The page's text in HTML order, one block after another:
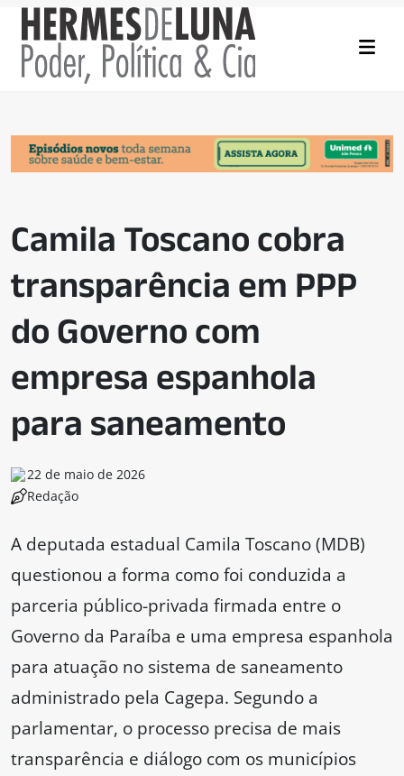
Camila Toscano cobra
transparência em PPP
do Governo com
empresa espanhola
para saneamento
22 de maio de 2026
Redação
A deputada estadual Camila Toscano (MDB)
questionou a forma como foi conduzida a
parceria público-privada firmada entre o
Governo da Paraíba e uma empresa espanhola
para atuação no sistema de saneamento
administrado pela Cagepa. Segundo a
parlamentar, o processo precisa de mais
transparência e diálogo com os municípios